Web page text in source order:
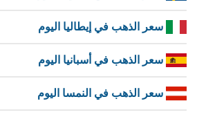
سعر الذهب في إيطاليا اليوم
سعر الذهب في أسبانيا اليوم
سعر الذهب في النمسا اليوم